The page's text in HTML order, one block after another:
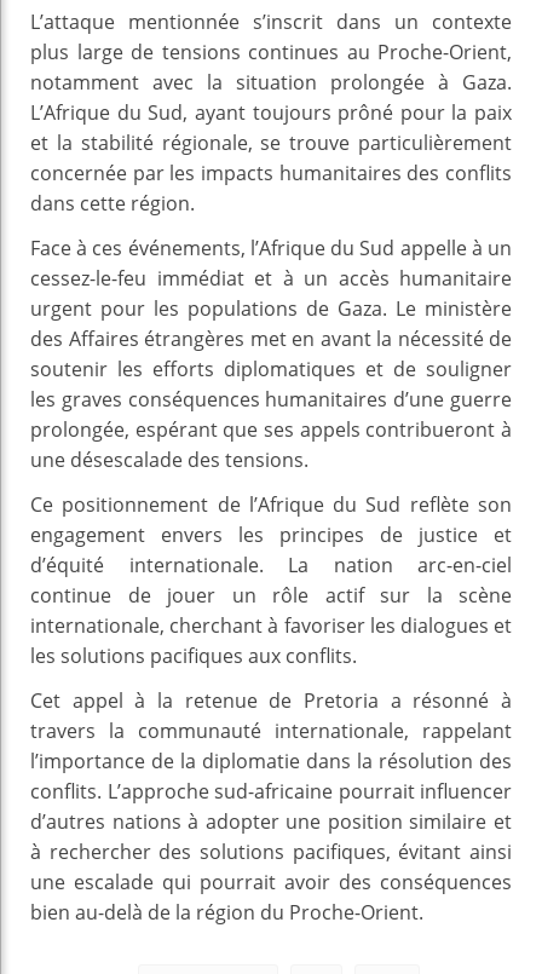
L’attaque mentionnée s’inscrit dans un contexte
plus large de tensions continues au Proche-Orient,
notamment avec la situation prolongée à Gaza.
L’Afrique du Sud, ayant toujours prôné pour la paix
et la stabilité régionale, se trouve particulièrement
concernée par les impacts humanitaires des conflits
dans cette région.
Face à ces événements, l’Afrique du Sud appelle à un
cessez-le-feu immédiat et à un accès humanitaire
urgent pour les populations de Gaza. Le ministère
des Affaires étrangères met en avant la nécessité de
soutenir les efforts diplomatiques et de souligner
les graves conséquences humanitaires d’une guerre
prolongée, espérant que ses appels contribueront à
une désescalade des tensions.
Ce positionnement de l’Afrique du Sud reflète son
engagement envers les principes de justice et
d’équité internationale. La nation arc-en-ciel
continue de jouer un rôle actif sur la scène
internationale, cherchant à favoriser les dialogues et
les solutions pacifiques aux conflits.
Cet appel à la retenue de Pretoria a résonné à
travers la communauté internationale, rappelant
l’importance de la diplomatie dans la résolution des
conflits. L’approche sud-africaine pourrait influencer
d’autres nations à adopter une position similaire et
à rechercher des solutions pacifiques, évitant ainsi
une escalade qui pourrait avoir des conséquences
bien au-delà de la région du Proche-Orient.